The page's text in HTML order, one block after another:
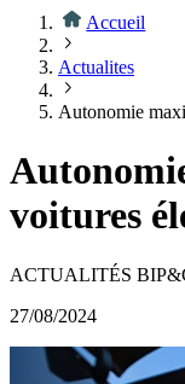
Accueil
Actualites
Autonomie
voitures
ACTUALITÉS
27/08/2024